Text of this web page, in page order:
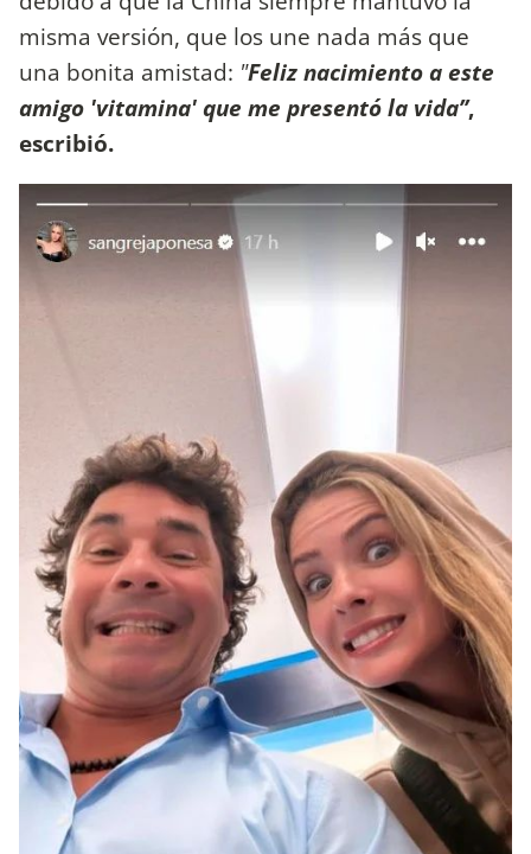
misma versión, que los une nada más que
una bonita amistad: "Feliz nacimiento a este
amigo 'vitamina' que me presentó la vida’’,
escribió.